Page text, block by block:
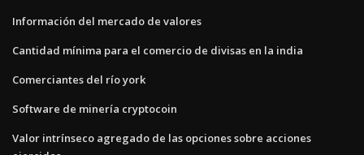
Información del mercado de valores
Cantidad mínima para el comercio de divisas en la india
Comerciantes del río york
Software de minería cryptocoin
Valor intrínseco agregado de las opciones sobre acciones